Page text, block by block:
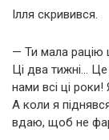
Ілля скривився.
— Ти мала рацію
Ці два тижні…
нами всі ці
А коли я
вдаю, щоб не